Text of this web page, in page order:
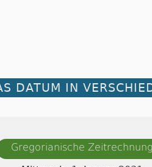
DATUM IN
Gregorianische Zeitrechnung